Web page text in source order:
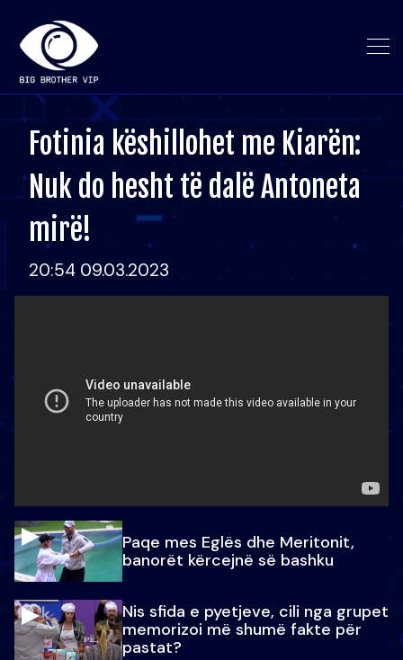
Fotinia këshillohet me Kiarën:
Nuk do hesht të dalë Antoneta
mirë!
20:54 09.03.2023
Paqe mes Eglës dhe Meritonit,
banorët kërcejnë së bashku
Nis sfida e pyetjeve, cili nga grupet
memorizoi më shumë fakte për
pastat?